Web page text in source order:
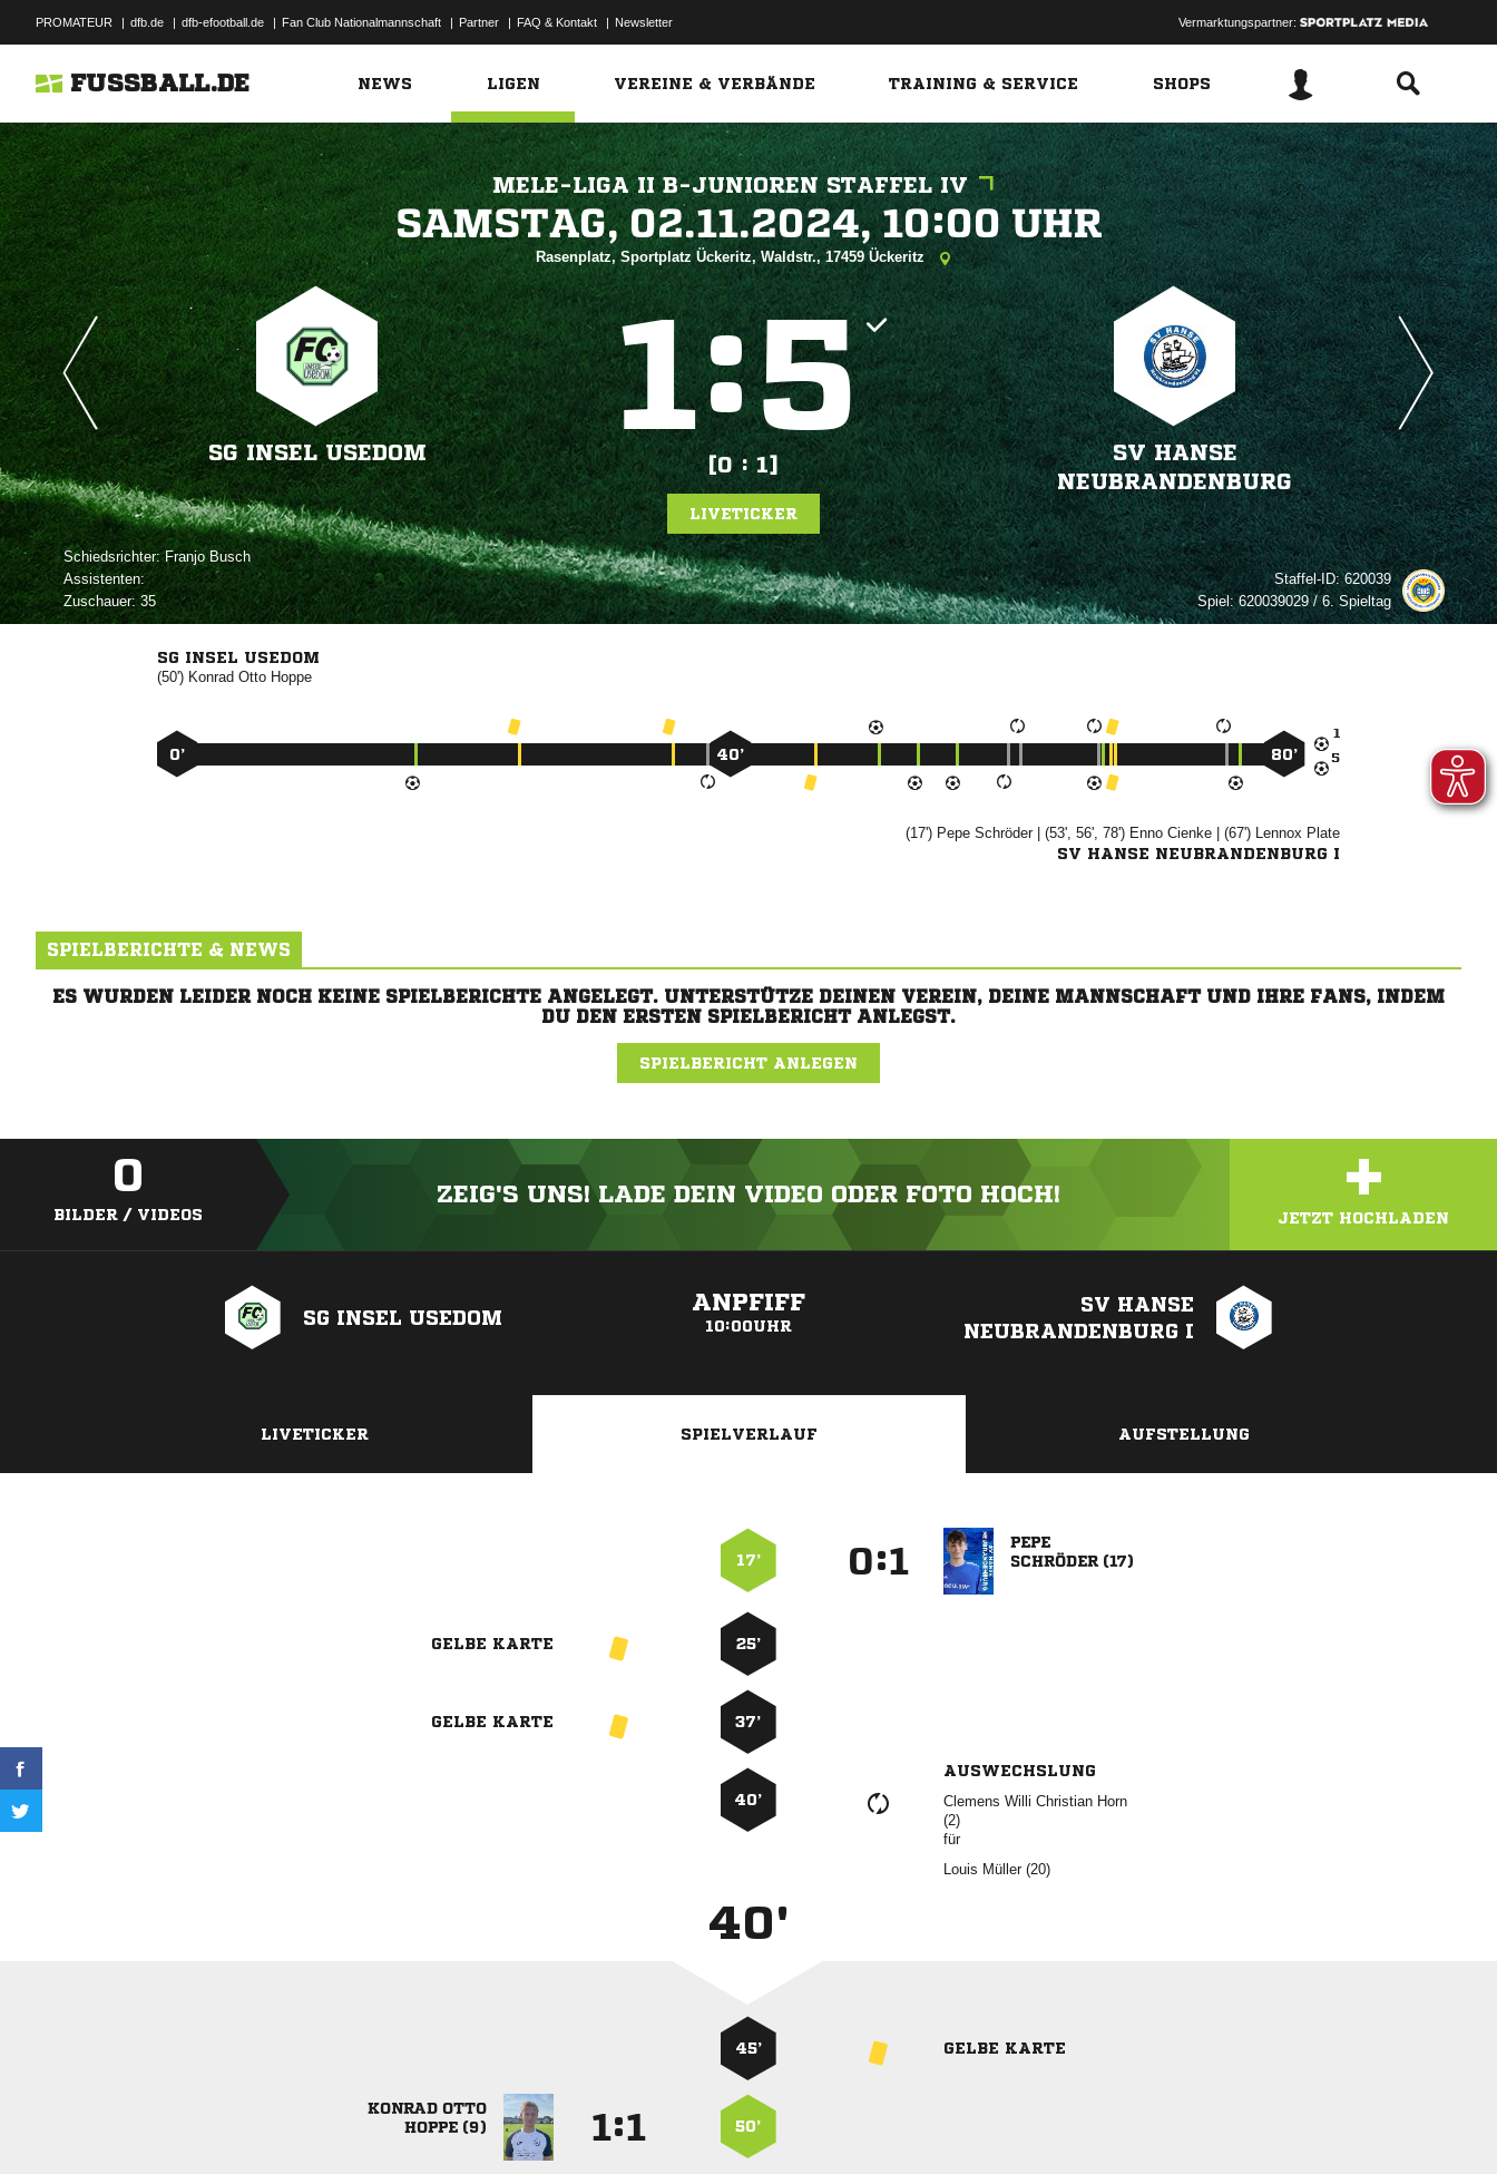
PROMATEUR | dfb.de | dfb-efootball.de | Fan Club Nationalmannschaft | Partner | FAQ & Kontakt | Newsletter Vermarktungspartner:
FUSSBALL.DE NEWS LIGEN VEREINE & VERBÄNDE TRAINING & SERVICE SHOPS
MELE-LIGA II B-JUNIOREN STAFFEL IV
   
Rasenplatz, Sportplatz Ückeritz, Waldstr., 17459 Ückeritz
SG INSEL USEDOM
:
[0 : 1]
SV HANSE
NEUBRANDENBURG
LIVETICKER
Schiedsrichter: 
Assistenten:
Zuschauer:35
Staffel-ID:620039
Spiel:620039029 / 6. Spieltag
SG INSEL USEDOM
(50')  


0’ 40’ 80’
(17')  | (53', 56', 78')   | (67')  
SV HANSE NEUBRANDENBURG I
SPIELBERICHTE & NEWS
ES WURDEN LEIDER NOCH KEINE SPIELBERICHTE ANGELEGT. UNTERSTÜTZE DEINEN VEREIN, DEINE MANNSCHAFT UND IHRE FANS, INDEM
DU DEN ERSTEN SPIELBERICHT ANLEGST.
SPIELBERICHT ANLEGEN
0
BILDER / VIDEOS
ZEIG'S UNS! LADE DEIN VIDEO ODER FOTO HOCH! +
JETZT HOCHLADEN
SG INSEL USEDOM
ANPFIFF
10:00UHR
SV HANSE
NEUBRANDENBURG I
LIVETICKER SPIELVERLAUF AUFSTELLUNG
17’ :

 
GELBE KARTE 25’
GELBE KARTE 37’
40’
AUSWECHSLUNG
   

für
  
40'
45’ GELBE KARTE
 
 
: 50’